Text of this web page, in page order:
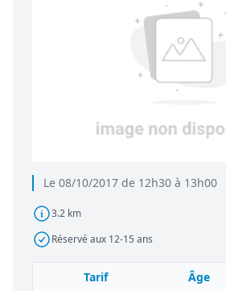
Le 08/10/2017 de 12h30 à 13h00
3.2 km
Réservé aux 12-15 ans
Tarif Âge